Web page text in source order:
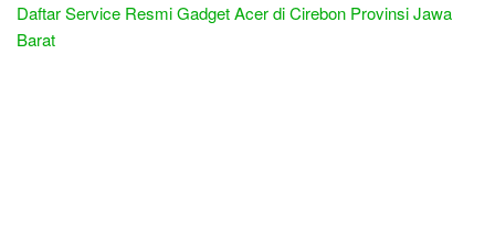
Daftar Service Resmi Gadget Acer di Cirebon Provinsi Jawa
Barat